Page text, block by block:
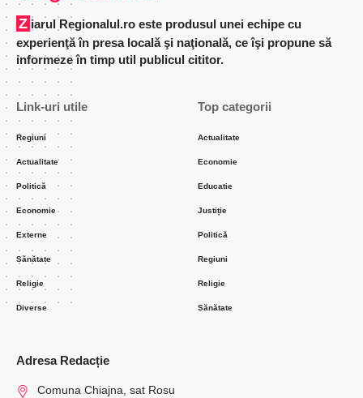
Ziarul Regionalul.ro este produsul unei echipe cu
experienţă în presa locală şi naţională, ce îşi propune să
informeze în timp util publicul cititor.
Link-uri utile
Regiuni
Actualitate
Politică
Economie
Externe
Sănătate
Religie
Diverse
Top categorii
Actualitate
Economie
Educatie
Justiție
Politică
Regiuni
Religie
Sănătate
Adresa Redacție
Comuna Chiajna, sat Rosu